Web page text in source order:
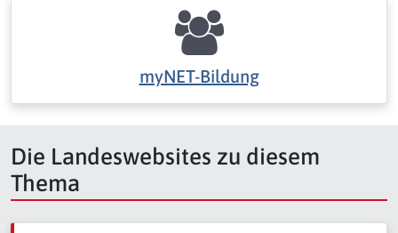
myNET-Bildung
Die Landeswebsites zu diesem
Thema